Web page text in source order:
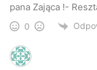
pana Zająca !-
0